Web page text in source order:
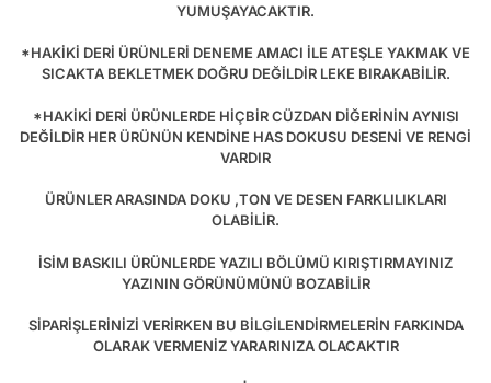
YUMUŞAYACAKTIR.
*HAKİKİ DERİ ÜRÜNLERİ DENEME AMACI İLE ATEŞLE YAKMAK VE
SICAKTA BEKLETMEK DOĞRU DEĞİLDİR LEKE BIRAKABİLİR.
*HAKİKİ DERİ ÜRÜNLERDE HİÇBİR CÜZDAN DİĞERİNİN AYNISI
DEĞİLDİR HER ÜRÜNÜN KENDİNE HAS DOKUSU DESENİ VE RENGİ
VARDIR
ÜRÜNLER ARASINDA DOKU ,TON VE DESEN FARKLILIKLARI
OLABİLİR.
İSİM BASKILI ÜRÜNLERDE YAZILI BÖLÜMÜ KIRIŞTIRMAYINIZ
YAZININ GÖRÜNÜMÜNÜ BOZABİLİR
SİPARİŞLERİNİZİ VERİRKEN BU BİLGİLENDİRMELERİN FARKINDA
OLARAK VERMENİZ YARARINIZA OLACAKTIR